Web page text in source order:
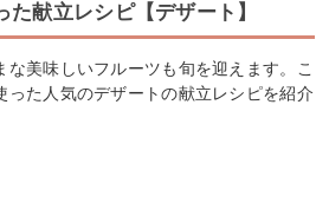
献立レシピ【デザート】
美味しいフルーツも旬を迎えます。こ
った人気のデザートの献立レシピを紹介